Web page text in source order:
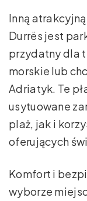
Inną
Durrës jest
przydatny dla
morskie lub
Adriatyk. Te
usytuowane
plaż, jak i
oferujących
Komfort i
wyborze